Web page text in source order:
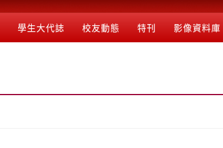
學生大代誌 校友動態 特刊 影像資料庫